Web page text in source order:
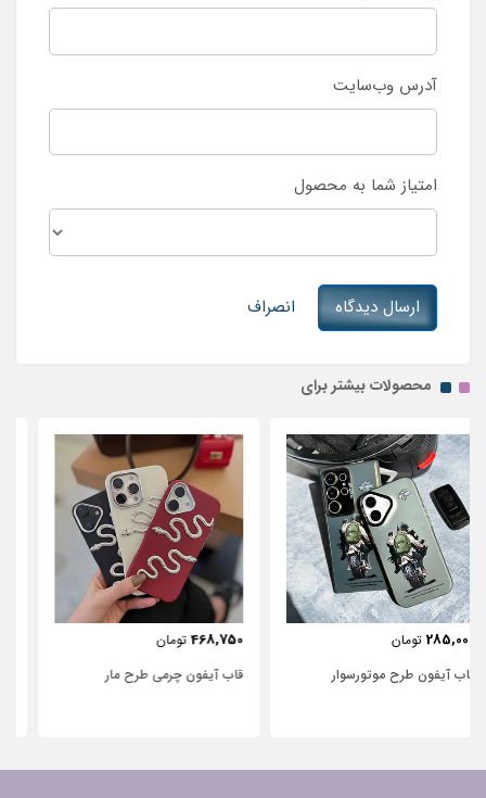
آدرس وب‌سایت
امتیاز شما به محصول
ارسال دیدگاه انصراف
محصولات بیشتر برای
468,750
قاب آیفون چرمی طرح مار
443,750
قاب آیفون شفاف با پاپیون سفید و